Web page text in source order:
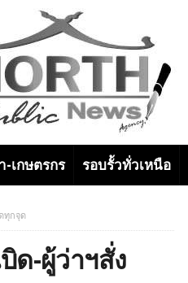
-เกษตรกร รอบรั้วทั่วเหนือ
ทุกจุด
ด-ผู้ว่าฯสั่ง